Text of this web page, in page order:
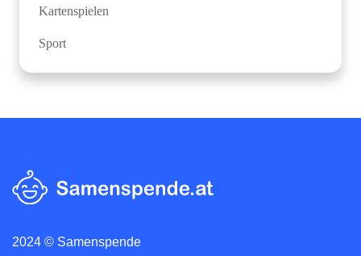
Kartenspielen
Sport
2024 © Samenspende